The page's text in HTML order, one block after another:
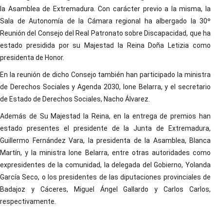
la Asamblea de Extremadura. Con carácter previo a la misma, la
Sala de Autonomía de la Cámara regional ha albergado la 30º
Reunión del Consejo del Real Patronato sobre Discapacidad, que ha
estado presidida por su Majestad la Reina Doña Letizia como
presidenta de Honor.
En la reunión de dicho Consejo también han participado la ministra
de Derechos Sociales y Agenda 2030, Ione Belarra, y el secretario
de Estado de Derechos Sociales, Nacho Álvarez.
Además de Su Majestad la Reina, en la entrega de premios han
estado presentes el presidente de la Junta de Extremadura,
Guillermo Fernández Vara, la presidenta de la Asamblea, Blanca
Martín, y la ministra Ione Belarra, entre otras autoridades como
expresidentes de la comunidad, la delegada del Gobierno, Yolanda
García Seco, o los presidentes de las diputaciones provinciales de
Badajoz y Cáceres, Miguel Ángel Gallardo y Carlos Carlos,
respectivamente.